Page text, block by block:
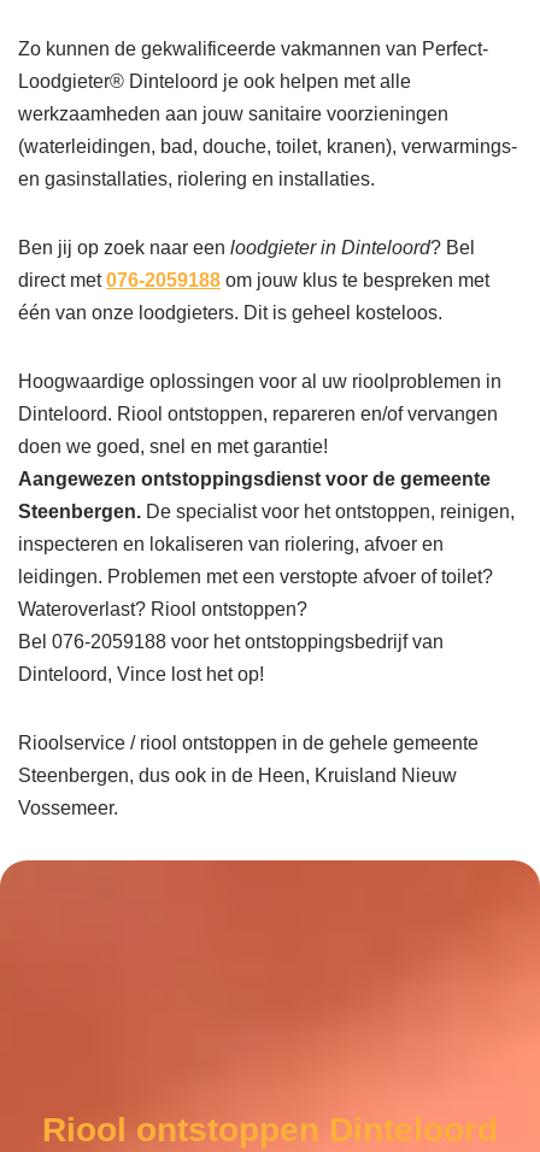
Zo kunnen de gekwalificeerde vakmannen van Perfect-
Loodgieter® Dinteloord je ook helpen met alle
werkzaamheden aan jouw sanitaire voorzieningen
(waterleidingen, bad, douche, toilet, kranen), verwarmings-
en gasinstallaties, riolering en installaties.
Ben jij op zoek naar een loodgieter in Dinteloord? Bel
direct met076-2059188 om jouw klus te bespreken met
één van onze loodgieters. Dit is geheel kosteloos.
Hoogwaardige oplossingen voor al uw rioolproblemen in
Dinteloord. Riool ontstoppen, repareren en/of vervangen
doen we goed, snel en met garantie!
Aangewezen ontstoppingsdienst voor de gemeente
Steenbergen. De specialist voor het ontstoppen, reinigen,
inspecteren en lokaliseren van riolering, afvoer en
leidingen. Problemen met een verstopte afvoer of toilet?
Wateroverlast? Riool ontstoppen?
Bel 076-2059188 voor het ontstoppingsbedrijf van
Dinteloord, Vince lost het op!
Rioolservice / riool ontstoppen in de gehele gemeente
Steenbergen, dus ook in de Heen, Kruisland Nieuw
Vossemeer.
Riool ontstoppen Dinteloord